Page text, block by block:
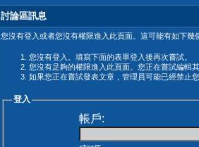
討論區訊息
您沒有登入或者您沒有權限進入此頁面。這可能有如下幾
您沒有登入。填寫下面的表單登入後再次嘗試。
您沒有足夠的權限進入此頁面。您正在嘗試編輯
如果您正在嘗試發表文章，管理員可能已經禁止
登入
帳戶: